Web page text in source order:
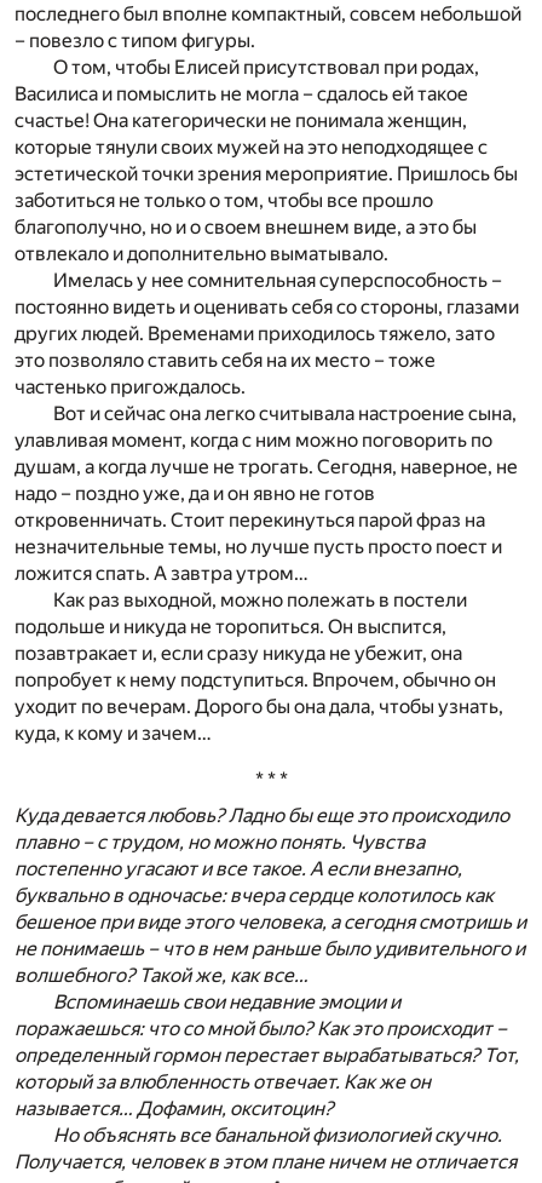
последнего был вполне компактный, совсем небольшой
– повезло с типом фигуры.
О том, чтобы Елисей присутствовал при родах,
Василиса и помыслить не могла – сдалось ей такое
счастье! Она категорически не понимала женщин,
которые тянули своих мужей на это неподходящее с
эстетической точки зрения мероприятие. Пришлось бы
заботиться не только о том, чтобы все прошло
благополучно, но и о своем внешнем виде, а это бы
отвлекало и дополнительно выматывало.
Имелась у нее сомнительная суперспособность –
постоянно видеть и оценивать себя со стороны, глазами
других людей. Временами приходилось тяжело, зато
это позволяло ставить себя на их место – тоже
частенько пригождалось.
Вот и сейчас она легко считывала настроение сына,
улавливая момент, когда с ним можно поговорить по
душам, а когда лучше не трогать. Сегодня, наверное, не
надо – поздно уже, да и он явно не готов
откровенничать. Стоит перекинуться парой фраз на
незначительные темы, но лучше пусть просто поест и
ложится спать. А завтра утром…
Как раз выходной, можно полежать в постели
подольше и никуда не торопиться. Он выспится,
позавтракает и, если сразу никуда не убежит, она
попробует к нему подступиться. Впрочем, обычно он
уходит по вечерам. Дорого бы она дала, чтобы узнать,
куда, к кому и зачем…
* * *
Куда девается любовь? Ладно бы еще это происходило
плавно – с трудом, но можно понять. Чувства
постепенно угасают и все такое. А если внезапно,
буквально в одночасье: вчера сердце колотилось как
бешеное при виде этого человека, а сегодня смотришь и
не понимаешь – что в нем раньше было удивительного и
волшебного? Такой же, как все…
Вспоминаешь свои недавние эмоции и
поражаешься: что со мной было? Как это происходит –
определенный гормон перестает вырабатываться? Тот,
который за влюбленность отвечает. Как же он
называется… Дофамин, окситоцин?
Но объяснять все банальной физиологией скучно.
Получается, человек в этом плане ничем не отличается